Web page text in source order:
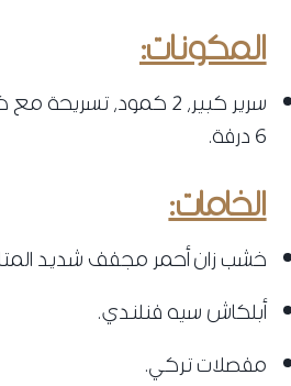
المكونات:
سرير كبير، 2 كمود،
6 درفة.
الخامات:
خشب زان أحمر مجفف شديد
أبلكاش سيه فنلندي.
مفصلات تركي.